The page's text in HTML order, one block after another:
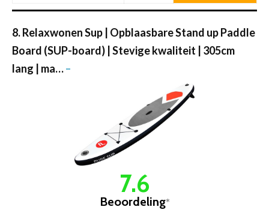
8. Relaxwonen Sup | Opblaasbare Stand up Paddle
Board (SUP-board) | Stevige kwaliteit | 305cm
lang | ma…–
7.6
Beoordeling*